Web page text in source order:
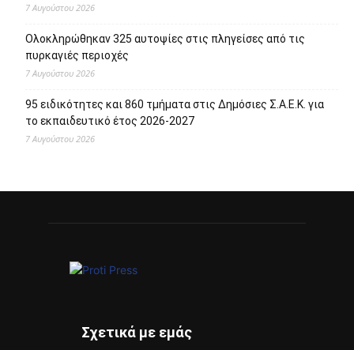
7 Αυγούστου 2026
Ολοκληρώθηκαν 325 αυτοψίες στις πληγείσες από τις
πυρκαγιές περιοχές
7 Αυγούστου 2026
95 ειδικότητες και 860 τμήματα στις Δημόσιες Σ.Α.Ε.Κ. για
το εκπαιδευτικό έτος 2026-2027
7 Αυγούστου 2026
Σχετικά με εμάς